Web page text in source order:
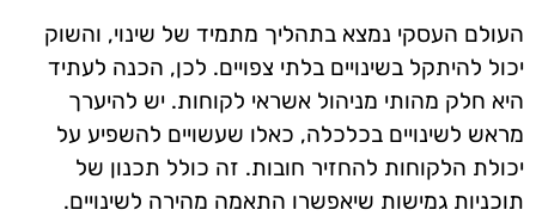
העולם העסקי נמצא בתהליך מתמיד של שינוי, והשוק
יכול להיתקל בשינויים בלתי צפויים. לכן, הכנה לעתיד
היא חלק מהותי מניהול אשראי לקוחות. יש להיערך
מראש לשינויים בכלכלה, כאלו שעשויים להשפיע על
יכולת הלקוחות להחזיר חובות. זה כולל תכנון של
תוכניות גמישות שיאפשרו התאמה מהירה לשינויים.